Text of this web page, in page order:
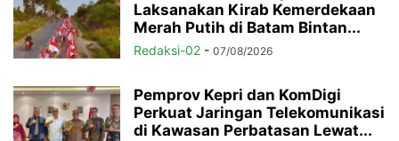
Laksanakan Kirab Kemerdekaan
Merah Putih di Batam Bintan...
Redaksi-02 - 07/08/2026
Pemprov Kepri dan KomDigi
Perkuat Jaringan Telekomunikasi
di Kawasan Perbatasan Lewat...